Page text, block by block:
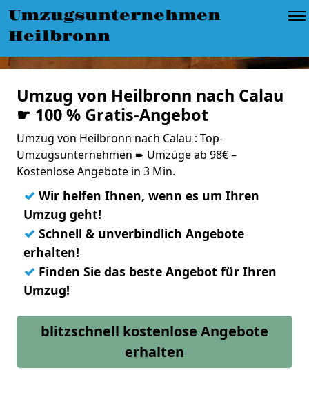
Umzugsunternehmen
Heilbronn
Umzug von Heilbronn nach Calau
☛ 100 % Gratis-Angebot
Umzug von Heilbronn nach Calau : Top-
Umzugsunternehmen ➨ Umzüge ab 98€ –
Kostenlose Angebote in 3 Min.
✓ Wir helfen Ihnen, wenn es um Ihren
Umzug geht!
✓ Schnell & unverbindlich Angebote
erhalten!
✓ Finden Sie das beste Angebot für Ihren
Umzug!
blitzschnell kostenlose Angebote
erhalten